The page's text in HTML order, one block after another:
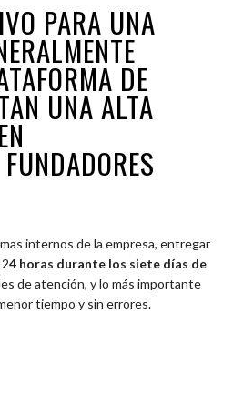
PARA UNA
DE
UNA ALTA
internos de la empresa, entregar
4 horas durante los siete días de
de atención, y lo más importante
tiempo y sin errores.